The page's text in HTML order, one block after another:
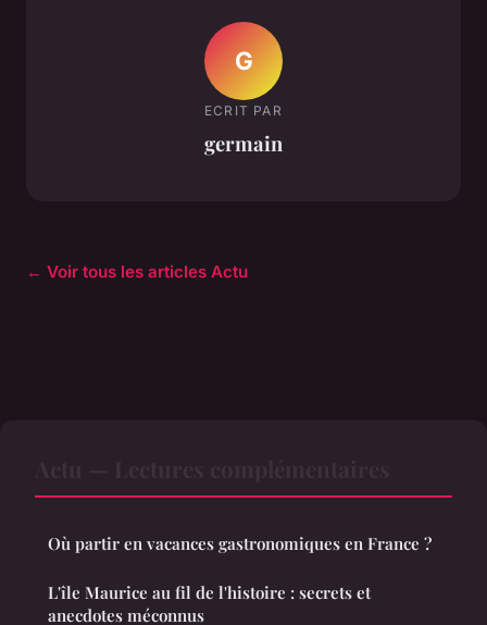
G
ECRIT PAR
germain
← Voir tous les articles Actu
Où partir en vacances gastronomiques en France ?
L'île Maurice au fil de l'histoire : secrets et
anecdotes méconnus